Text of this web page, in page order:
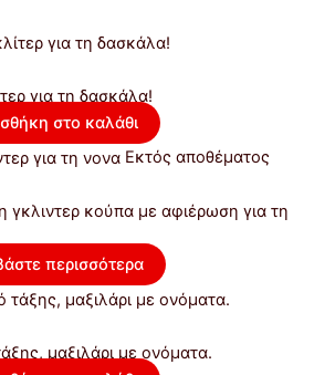
για τη δασκάλα!
στο καλάθι
Εκτός αποθέματος
γκλιντερ κούπα με αφιέρωση για τη
περισσότερα
μαξιλάρι με ονόματα.